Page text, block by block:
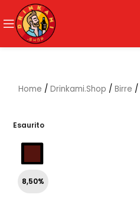
Home / Drinkami.Shop / Birre /
Esaurito
8,50%